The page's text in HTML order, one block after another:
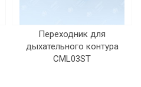
Переходник для
дыхательного контура
CML03ST